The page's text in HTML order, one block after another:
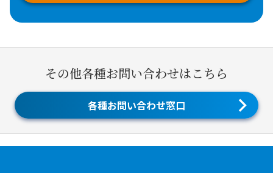
その他各種お問い合わせはこちら
各種お問い合わせ窓口